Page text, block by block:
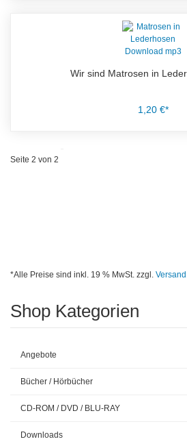
Wir sind Matrosen in
1,20 €*
Seite 2 von 2
*Alle Preise sind inkl. 19 % MwSt. zzgl.
Shop Kategorien
Angebote
Bücher / Hörbücher
CD-ROM / DVD / BLU-RAY
Downloads